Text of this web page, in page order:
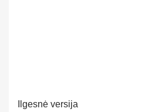
Ilgesnė versija